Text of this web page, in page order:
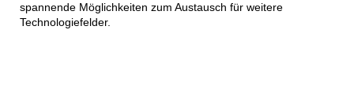
spannende Möglichkeiten zum Austausch für weitere
Technologiefelder.